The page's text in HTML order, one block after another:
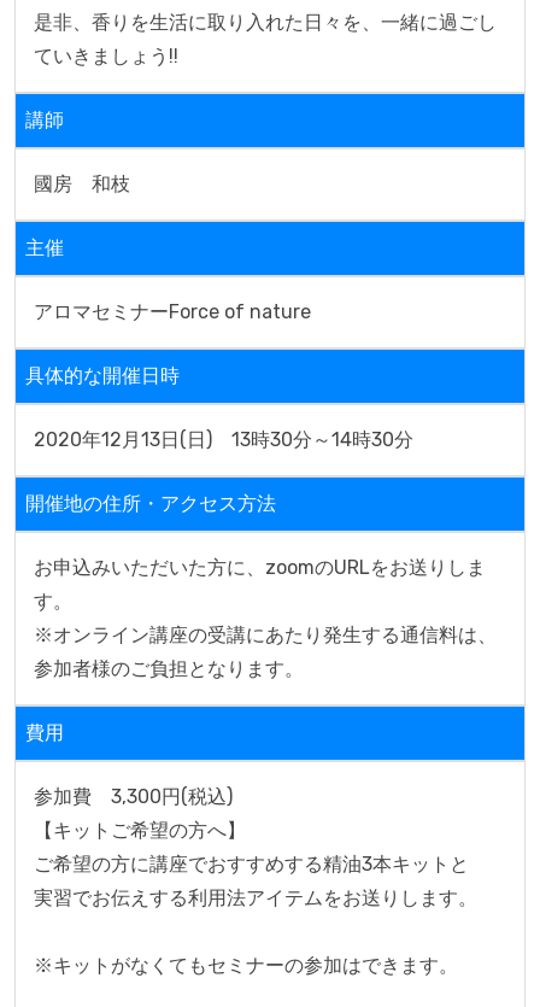
是非、香りを生活に取り入れた日々を、一緒に過ごし
ていきましょう!!
講師
國房　和枝
主催
アロマセミナーForce of nature
具体的な開催日時
2020年12月13日(日)　13時30分～14時30分
開催地の住所・アクセス方法
お申込みいただいた方に、zoomのURLをお送りしま
す。
※オンライン講座の受講にあたり発生する通信料は、
参加者様のご負担となります。
費用
参加費　3,300円(税込)
【キットご希望の方へ】
ご希望の方に講座でおすすめする精油3本キットと
実習でお伝えする利用法アイテムをお送りします。
※キットがなくてもセミナーの参加はできます。